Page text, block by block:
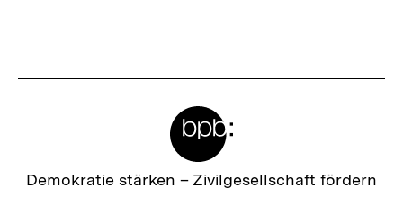
Zur
Demokratie stärken – Zivilgesellschaft fördern